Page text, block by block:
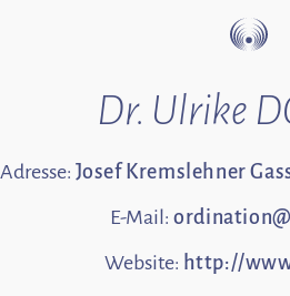
Dr. Ulrike
Adresse: Josef Kremslehner
E-Mail:
Website: http://